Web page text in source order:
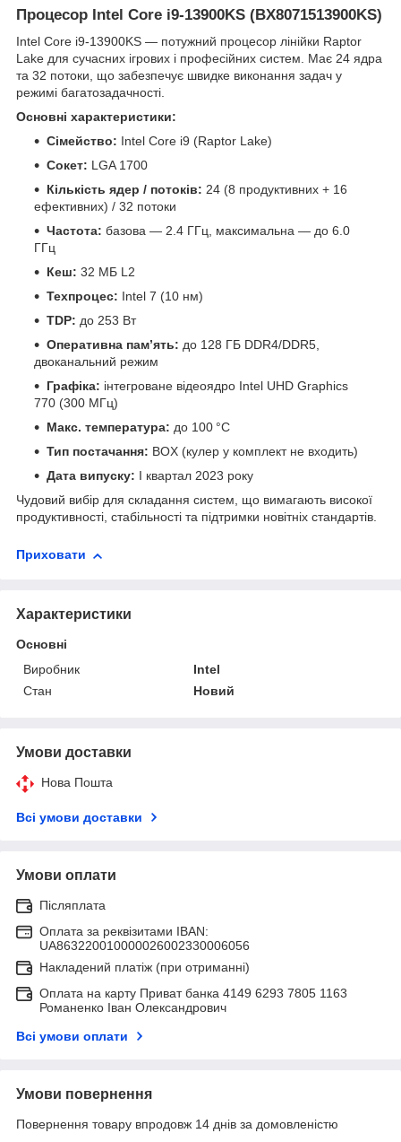
Процесор Intel Core i9-13900KS (BX8071513900KS)
Intel Core i9-13900KS — потужний процесор лінійки Raptor
Lake для сучасних ігрових і професійних систем. Має 24 ядра
та 32 потоки, що забезпечує швидке виконання задач у
режимі багатозадачності.
Основні характеристики:
Сімейство: Intel Core i9 (Raptor Lake)
Сокет: LGA 1700
Кількість ядер / потоків: 24 (8 продуктивних + 16
ефективних) / 32 потоки
Частота: базова — 2.4 ГГц, максимальна — до 6.0
ГГц
Кеш: 32 МБ L2
Техпроцес: Intel 7 (10 нм)
TDP: до 253 Вт
Оперативна пам’ять: до 128 ГБ DDR4/DDR5,
двоканальний режим
Графіка: інтегроване відеоядро Intel UHD Graphics
770 (300 МГц)
Макс. температура: до 100 °C
Тип постачання: BOX (кулер у комплект не входить)
Дата випуску: I квартал 2023 року
Чудовий вибір для складання систем, що вимагають високої
продуктивності, стабільності та підтримки новітніх стандартів.
Приховати
Характеристики
Основні
Виробник
Intel
Стан
Новий
Умови доставки
Нова Пошта
Всі умови доставки
Умови оплати
Післяплата
Оплата за реквізитами IBAN:
UA863220010000026002330006056
Накладений платіж (при отриманні)
Оплата на карту Приват банка 4149 6293 7805 1163
Романенко Іван Олександрович
Всі умови оплати
Умови повернення
Повернення товару впродовж 14 днів за домовленістю